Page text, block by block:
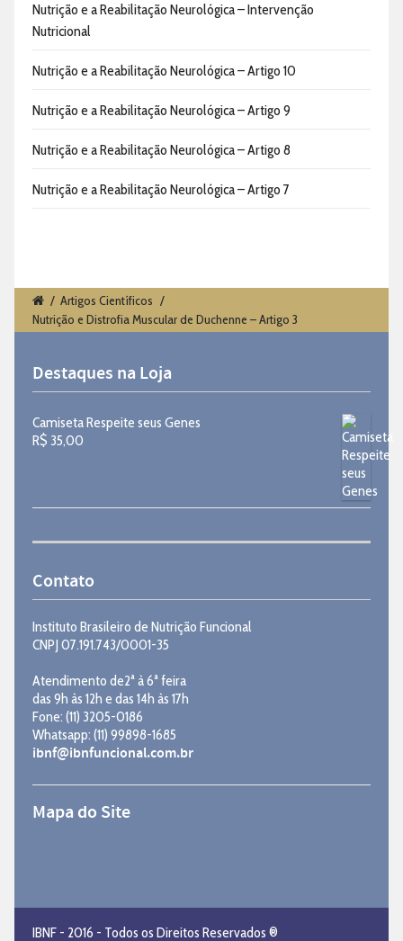
Nutrição e a Reabilitação Neurológica – Intervenção
Nutricional
Nutrição e a Reabilitação Neurológica – Artigo 10
Nutrição e a Reabilitação Neurológica – Artigo 9
Nutrição e a Reabilitação Neurológica – Artigo 8
Nutrição e a Reabilitação Neurológica – Artigo 7
/ Artigos Científicos /
Nutrição e Distrofia Muscular de Duchenne – Artigo 3
Destaques na Loja
Camiseta Respeite seus Genes
R$ 35,00
Contato
Instituto Brasileiro de Nutrição Funcional
CNPJ 07.191.743/0001-35
Atendimento de2ª à 6ª feira
das 9h às 12h e das 14h às 17h
Fone: (11) 3205-0186
Whatsapp: (11) 99898-1685
ibnf@ibnfuncional.com.br
Mapa do Site
IBNF - 2016 - Todos os Direitos Reservados ®